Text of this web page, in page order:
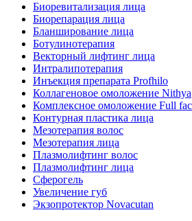
Биоревитализация лица
Биорепарация лица
Бланширование лица
Ботулинотерапия
Векторный лифтинг лица
Интралипотерапия
Инъекция препарата Profhilo
Коллагеновое омоложение Nithya
Комплексное омоложение Full
Контурная пластика лица
Мезотерапия волос
Мезотерапия лица
Плазмолифтинг волос
Плазмолифтинг лица
Сферогель
Увеличение губ
Экзопротектор Novacutan